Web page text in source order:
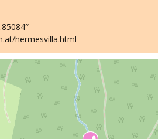
hermesvilla.html